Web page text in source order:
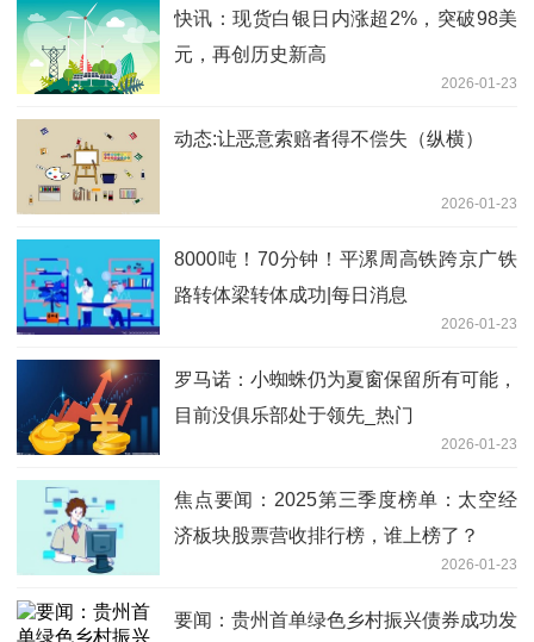
快讯：现货白银日内涨超2%，突破98美
元，再创历史新高
2026-01-23
动态:让恶意索赔者得不偿失（纵横）
2026-01-23
8000吨！70分钟！平漯周高铁跨京广铁
路转体梁转体成功|每日消息
2026-01-23
罗马诺：小蜘蛛仍为夏窗保留所有可能，
目前没俱乐部处于领先_热门
2026-01-23
焦点要闻：2025第三季度榜单：太空经
济板块股票营收排行榜，谁上榜了？
2026-01-23
要闻：贵州首单绿色乡村振兴债券成功发